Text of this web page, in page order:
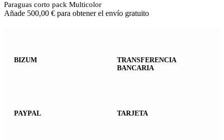
Paraguas corto pack Multicolor
Añade 500,00 € para obtener el envío gratuito
BIZUM
TRANSFERENCIA
BANCARIA
PAYPAL TARJETA